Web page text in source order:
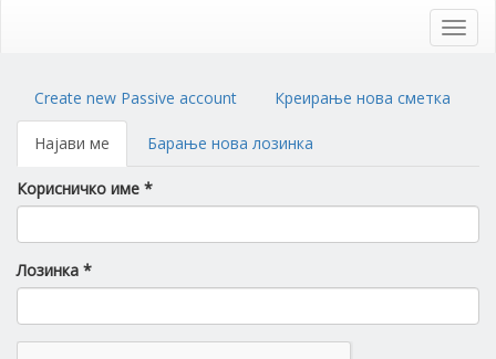
Primary
tabs
Create new Passive account Креирање нова сметка
Најави ме (activeБарање нова лозинка
Корисничко име *
Лозинка *